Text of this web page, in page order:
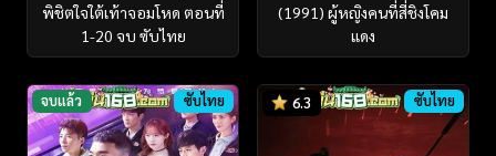
พิชิตใจใต้เท้าจอมโหด ตอนที่
1-20 จบ ซับไทย
(1991) ผู้หญิงคนที่สี่ชิงโคม
แดง
จบแล้ว ซับไทย 6.3 ซับไทย